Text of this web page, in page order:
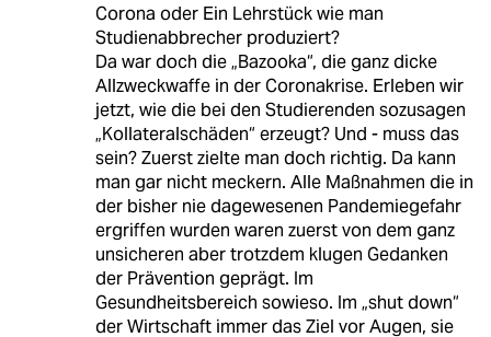
Corona oder Ein Lehrstück wie man
Studienabbrecher produziert?
Da war doch die „Bazooka“, die ganz dicke
Allzweckwaffe in der Coronakrise. Erleben wir
jetzt, wie die bei den Studierenden sozusagen
„Kollateralschäden“ erzeugt? Und - muss das
sein? Zuerst zielte man doch richtig. Da kann
man gar nicht meckern. Alle Maßnahmen die in
der bisher nie dagewesenen Pandemiegefahr
ergriffen wurden waren zuerst von dem ganz
unsicheren aber trotzdem klugen Gedanken
der Prävention geprägt. Im
Gesundheitsbereich sowieso. Im „shut down“
der Wirtschaft immer das Ziel vor Augen, sie